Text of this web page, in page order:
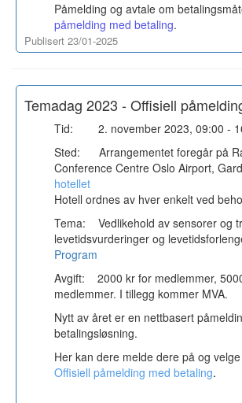
Påmelding og avtale om
påmelding med betaling.
Publisert 23/01-2025
Temadag 2023 - Offisiell
Tid: 2. november 2023, 09:00 -
Sted: Arrangementet foregår på
Conference Centre Oslo Airport,
hotellet
Hotell ordnes av hver enkelt ved
Tema: Vedlikehold av sensorer og
levetidsvurderinger og
Program
Avgift: 2000 kr for medlemmer,
medlemmer. I tillegg kommer MVA.
Nytt av året er en nettbasert
betalingsløsning.
Her kan dere melde dere på og
Offisiell påmelding med betaling.